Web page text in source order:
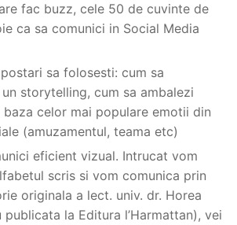
fac buzz, cele 50 de cuvinte de
ca sa comunici in Social Media
sa folosesti: cum sa
storytelling, cum sa ambalezi
baza celor mai populare emotii din
(amuzamentul, teama etc)
eficient vizual. Intrucat vom
scris si vom comunica prin
originala a lect. univ. dr. Horea
publicata la Editura l’Harmattan), vei